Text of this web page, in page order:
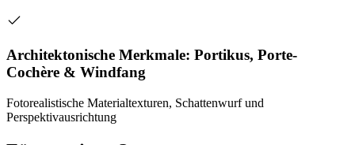
Architektonische Merkmale: Portikus, Porte-
Cochère & Windfang
Fotorealistische Materialtexturen, Schattenwurf und
Perspektivausrichtung